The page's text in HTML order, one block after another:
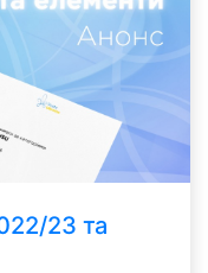
23 та